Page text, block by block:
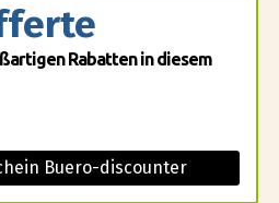
Rabatten in diesem
Buero-discounter